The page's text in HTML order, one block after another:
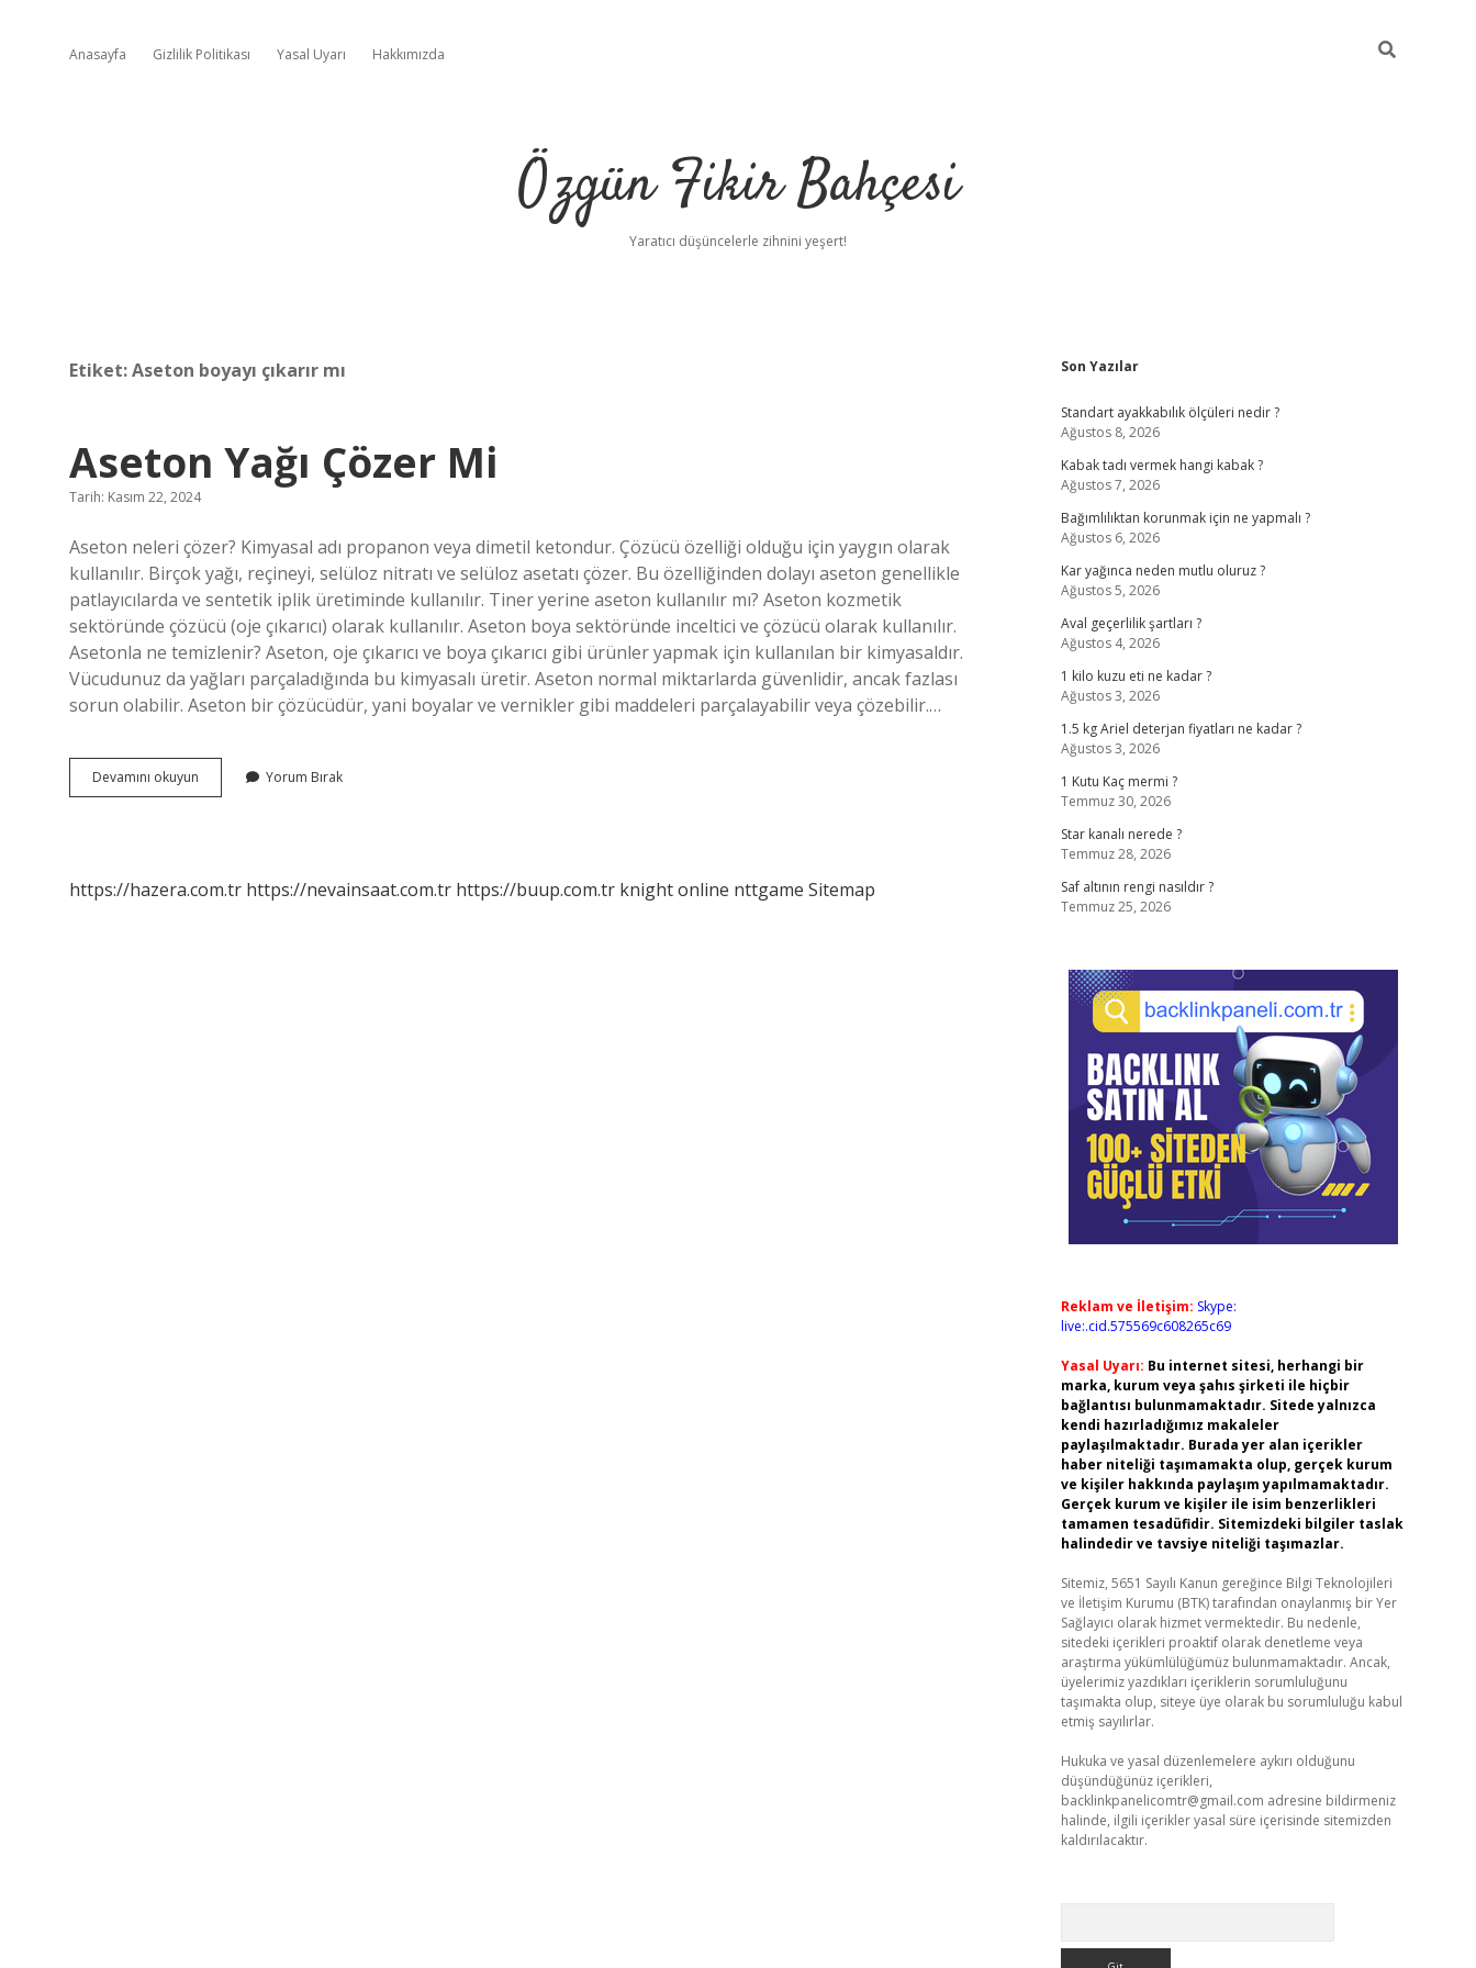
Anasayfa Gizlilik Politikası Yasal Uyarı Hakkımızda
Özgün Fikir Bahçesi
Yaratıcı düşüncelerle zihnini yeşert!
Etiket:Aseton boyayı çıkarır mı
Aseton Yağı Çözer Mi
Tarih: Kasım 22, 2024
Aseton neleri çözer? Kimyasal adı propanon veya dimetil ketondur. Çözücü özelliği olduğu için yaygın olarak
kullanılır. Birçok yağı, reçineyi, selüloz nitratı ve selüloz asetatı çözer. Bu özelliğinden dolayı aseton genellikle
patlayıcılarda ve sentetik iplik üretiminde kullanılır. Tiner yerine aseton kullanılır mı? Aseton kozmetik
sektöründe çözücü (oje çıkarıcı) olarak kullanılır. Aseton boya sektöründe inceltici ve çözücü olarak kullanılır.
Asetonla ne temizlenir? Aseton, oje çıkarıcı ve boya çıkarıcı gibi ürünler yapmak için kullanılan bir kimyasaldır.
Vücudunuz da yağları parçaladığında bu kimyasalı üretir. Aseton normal miktarlarda güvenlidir, ancak fazlası
sorun olabilir. Aseton bir çözücüdür, yani boyalar ve vernikler gibi maddeleri parçalayabilir veya çözebilir.…
Devamını okuyun
Yağı
Yorum Bırak
https://hazera.com.tr https://nevainsaat.com.tr https://buup.com.tr knight online nttgame Sitemap
Sidebar
Son Yazılar
Standart ayakkabılık ölçüleri nedir ?
Ağustos 8, 2026
Kabak tadı vermek hangi kabak ?
Ağustos 7, 2026
Bağımlılıktan korunmak için ne yapmalı ?
Ağustos 6, 2026
Kar yağınca neden mutlu oluruz ?
Ağustos 5, 2026
Aval geçerlilik şartları ?
Ağustos 4, 2026
1 kilo kuzu eti ne kadar ?
Ağustos 3, 2026
1.5 kg Ariel deterjan fiyatları ne kadar ?
Ağustos 3, 2026
1 Kutu Kaç mermi ?
Temmuz 30, 2026
Star kanalı nerede ?
Temmuz 28, 2026
Saf altının rengi nasıldır ?
Temmuz 25, 2026
Reklam ve İletişim: Skype:
live:.cid.575569c608265c69
Yasal Uyarı: Bu internet sitesi, herhangi bir
marka, kurum veya şahıs şirketi ile hiçbir
bağlantısı bulunmamaktadır. Sitede yalnızca
kendi hazırladığımız makaleler
paylaşılmaktadır. Burada yer alan içerikler
haber niteliği taşımamakta olup, gerçek kurum
ve kişiler hakkında paylaşım yapılmamaktadır.
Gerçek kurum ve kişiler ile isim benzerlikleri
tamamen tesadüfidir. Sitemizdeki bilgiler taslak
halindedir ve tavsiye niteliği taşımazlar.
Sitemiz, 5651 Sayılı Kanun gereğince Bilgi Teknolojileri
ve İletişim Kurumu (BTK) tarafından onaylanmış bir Yer
Sağlayıcı olarak hizmet vermektedir. Bu nedenle,
sitedeki içerikleri proaktif olarak denetleme veya
araştırma yükümlülüğümüz bulunmamaktadır. Ancak,
üyelerimiz yazdıkları içeriklerin sorumluluğunu
taşımakta olup, siteye üye olarak bu sorumluluğu kabul
etmiş sayılırlar.
Hukuka ve yasal düzenlemelere aykırı olduğunu
düşündüğünüz içerikleri,
backlinkpanelicomtr@gmail.com adresine bildirmeniz
halinde, ilgili içerikler yasal süre içerisinde sitemizden
kaldırılacaktır.